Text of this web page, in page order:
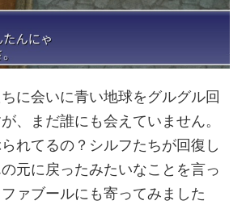
に会いに青い地球をグルグル回
、まだ誰にも会えていません。
れてるの？シルフたちが回復し
元に戻ったみたいなことを言っ
ァブールにも寄ってみました